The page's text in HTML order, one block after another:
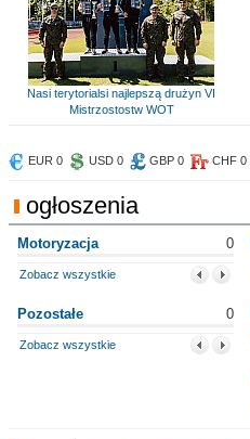
Nasi terytorialsi najlepszą drużyn VI
Mistrzostostw WOT
EUR 0 USD 0 GBP 0 CHF 0
ogłoszenia
Motoryzacja 0
Zobacz wszystkie
Pozostałe 0
Zobacz wszystkie